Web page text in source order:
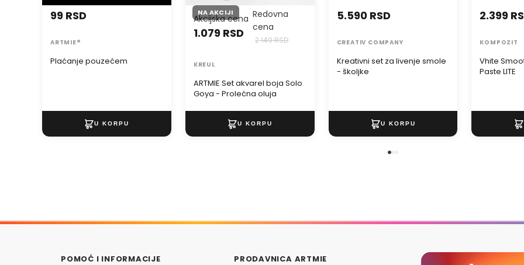
Plaćanje pouzećem
99 RSD
ARTMIE®
NA AKCIJI
ARTMIE Set akvarel boja Solo
Goya - Prolećna oluja
Akcijska cena
1.079 RSD
Redovna
cena
2.149 RSD
KREUL
Kreativni set za livenje smole
- školjke
5.590 RSD
CREATIV COMPANY
Vhite
Paste LITE
2.399
KOMPOZIT
POMOĆ I INFORMACIJE PRODAVNICA ARTMIE